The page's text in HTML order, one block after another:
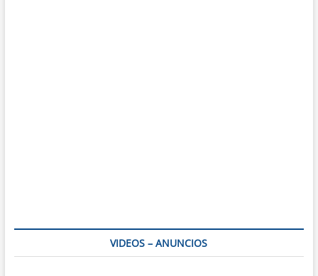
VIDEOS – ANUNCIOS